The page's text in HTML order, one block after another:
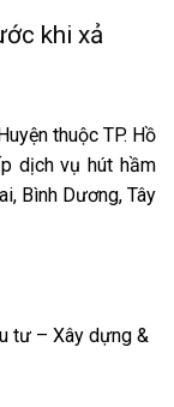
khi xả
thuộc TP. Hồ
dịch vụ hút hầm
Bình Dương, Tây
tư – Xây dựng &